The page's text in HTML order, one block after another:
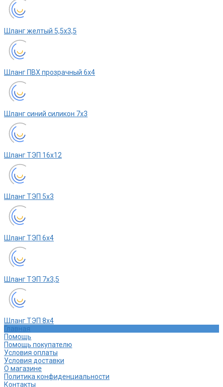
Шланг желтый 5,5х3,5
Шланг ПВХ прозрачный 6х4
Шланг синий силикон 7х3
Шланг ТЭП 16х12
Шланг ТЭП 5х3
Шланг ТЭП 6х4
Шланг ТЭП 7х3,5
Шланг ТЭП 8х4
Главная
Помощь
Помощь покупателю
Условия оплаты
Условия доставки
О магазине
Политика конфиденциальности
Контакты